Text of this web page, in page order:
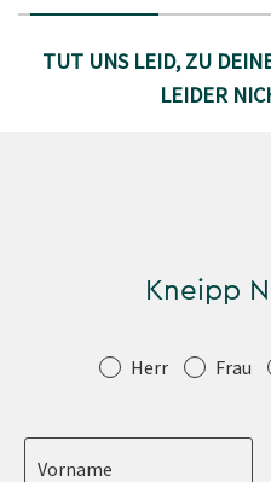
TUT UNS LEID, ZU
LEIDER
Kneipp
Anrede Herr Frau
Vorname